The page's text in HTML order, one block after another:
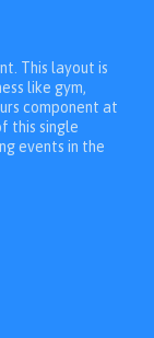
This layout is
like gym,
component at
this single
events in the